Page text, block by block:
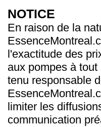
NOTICE
En raison de la
l'exactitude des
aux pompes à
tenu responsable
limiter les
communication